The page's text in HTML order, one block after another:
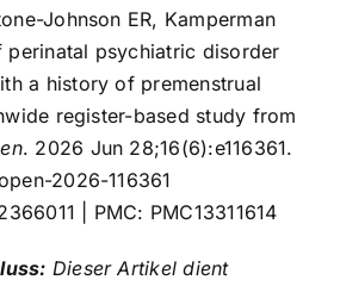
Johnson ER, Kamperman
perinatal psychiatric disorder
a history of premenstrual
register-based study from
. 2026 Jun 28;16(6):e116361.
2026-116361
| PMC: PMC13311614
Dieser Artikel dient